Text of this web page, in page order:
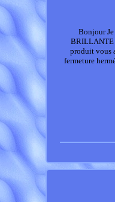
Bonjour
BRILLANTE
produit vous
fermeture